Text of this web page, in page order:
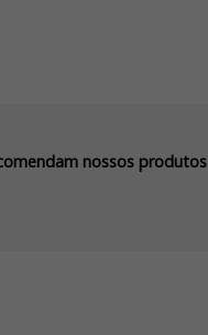
nossos produtos